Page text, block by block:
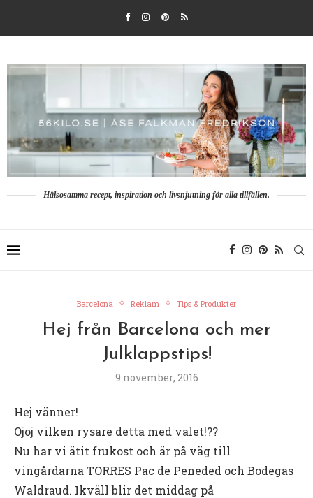
Hälsosamma recept, inspiration och livsnjutning för alla tillfällen.
Barcelona Reklam Tips & Produkter
Hej från Barcelona och mer
Julklappstips!
9 november, 2016
Hej vänner!
Ojoj vilken rysare detta med valet!??
Nu har vi ätit frukost och är på väg till
vingårdarna TORRES Pac de Peneded och Bodegas
Waldraud. Ikväll blir det middag på